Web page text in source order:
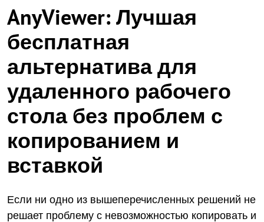
AnyViewer: Лучшая
бесплатная
альтернатива для
удаленного рабочего
стола без проблем с
копированием и
вставкой
Если ни одно из вышеперечисленных решений не
решает проблему с невозможностью копировать и